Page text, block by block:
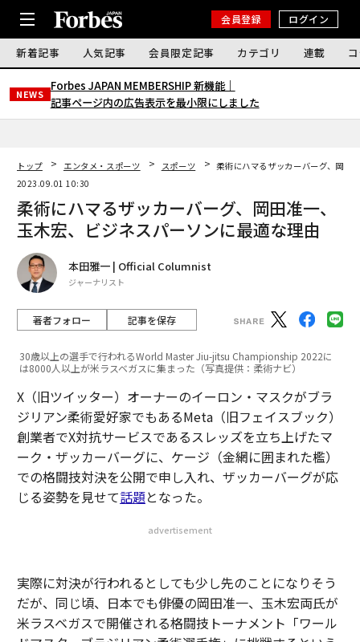
会員登録 ログイン
新着記事 人気記事 会員限定記事 カテゴリ 連載
NEWS
Forbes JAPAN MEMBERSHIP 新機能｜
記事ページ内の広告表示を最小限にしました
トップ エンタメ・スポーツ スポーツ
柔術にハマるザッカーバーグ、岡田
2023.09.01 10:30
柔術にハマるザッカーバーグ、岡田准一、
玉木宏、ビジネスパーソンに最適な理由
本田雅一 | Official Columnist
ジャーナリスト
著者フォロー 記事を保存
30歳以上の選手で行われるWorld Master Jiu-jitsu Championship 2022に
は8000人以上が米ラスベガスに集まった（写真提供：柔術ナビ）
X（旧ツイッター）オーナーのイーロン・マスクがブラ
ジリアン柔術愛好家でもあるMeta（旧フェイスブック）
創業者でX対抗サービスであるスレッズを立ち上げたマ
ーク・ザッカーバーグに、ケージ（金網に囲まれた檻）
での格闘技対決を公開で申し入れ、ザッカーバーグが応
じる姿勢を見せて話題となった。
advertisement
実際に対決が行われるとしても少し先のことになりそう
だが、同じ頃、日本でも俳優の岡田准一、玉木宏両氏が
米ラスベガスで開催される格闘技トーナメント「ワール